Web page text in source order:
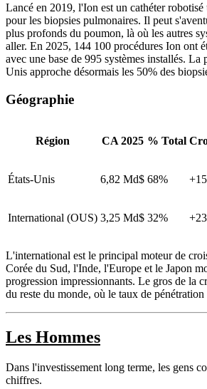
Lancé en 2019, l'Ion est un cathéter
pour les biopsies pulmonaires. Il peut
plus profonds du poumon, là où les autres
aller. En 2025, 144 100 procédures Ion ont
avec une base de 995 systèmes installés. La
Unis approche désormais les 50% des
Géographie
Région CA 2025 % Total
États-Unis 6,82 Md$ 68%
International (OUS) 3,25 Md$ 32%
L'international est le principal moteur de
Corée du Sud, l'Inde, l'Europe et le Japon
progression impressionnants. Le gros de la
du reste du monde, où le taux de pénétration
Les Hommes
Dans l'investissement long terme, les gens
chiffres.